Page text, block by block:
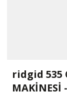
ridgid 535
MAKİNESİ